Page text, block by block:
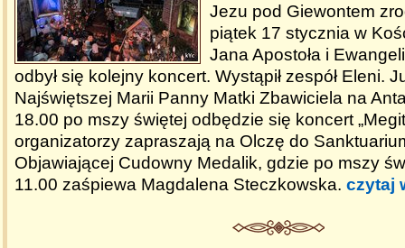
Jezu pod Giewontem
piątek 17 stycznia w
Jana Apostoła i
odbył się kolejny koncert. Wystąpił zespół Eleni.
Najświętszej Marii Panny Matki Zbawiciela na
18.00 po mszy świętej odbędzie się koncert
organizatorzy zapraszają na Olczę do
Objawiającej Cudowny Medalik, gdzie po mszy
11.00 zaśpiewa Magdalena Steczkowska. czytaj